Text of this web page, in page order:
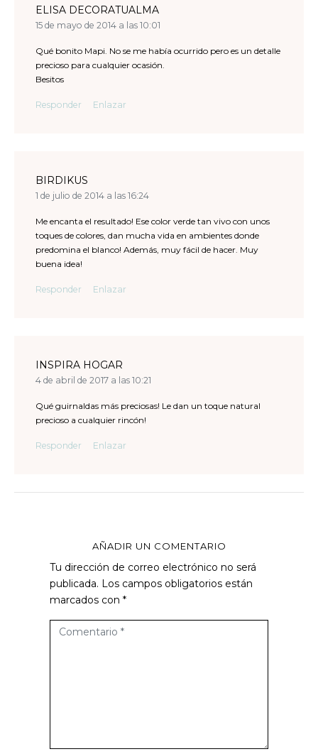
ELISA DECORATUALMA
15 de mayo de 2014 a las 10:01
Qué bonito Mapi. No se me había ocurrido pero es un detalle
precioso para cualquier ocasión.
Besitos
Responder Enlazar
BIRDIKUS
1 de julio de 2014 a las 16:24
Me encanta el resultado! Ese color verde tan vivo con unos
toques de colores, dan mucha vida en ambientes donde
predomina el blanco! Además, muy fácil de hacer. Muy
buena idea!
Responder Enlazar
INSPIRA HOGAR
4 de abril de 2017 a las 10:21
Qué guirnaldas más preciosas! Le dan un toque natural
precioso a cualquier rincón!
Responder Enlazar
AÑADIR UN COMENTARIO
Tu dirección de correo electrónico no será
publicada. Los campos obligatorios están
marcados con *